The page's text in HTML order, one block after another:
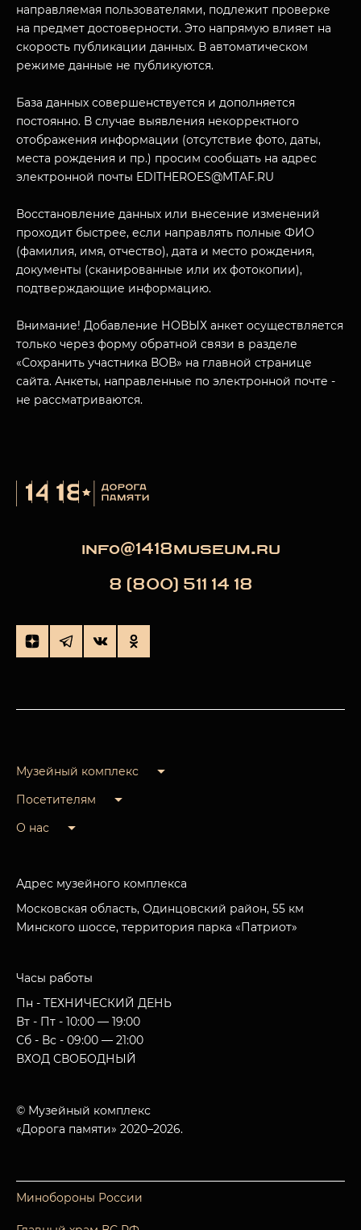
МУЗЕЙНЫЙ КОМПЛЕКС
ПОСЕТИТЕЛЯМ
направляемая пользователями, подлежит проверке
на предмет достоверности. Это напрямую влияет на
скорость публикации данных. В автоматическом
режиме данные не публикуются.
База данных совершенствуется и дополняется
постоянно. В случае выявления некорректного
отображения информации (отсутствие фото, даты,
места рождения и пр.) просим сообщать на адрес
электронной почты EDITHEROES@MTAF.RU
Восстановление данных или внесение изменений
проходит быстрее, если направлять полные ФИО
(фамилия, имя, отчество), дата и место рождения,
документы (сканированные или их фотокопии),
подтверждающие информацию.
Внимание! Добавление НОВЫХ анкет осуществляется
только через форму обратной связи в разделе
«Сохранить участника ВОВ» на главной странице
сайта. Анкеты, направленные по электронной почте -
не рассматриваются.
info@1418museum.ru
8 (800) 511 14 18
Музейный комплекс
Посетителям
О нас
Адрес музейного комплекса
Московская область, Одинцовский район, 55 км
Минского шоссе, территория парка «Патриот»
Часы работы
Пн - ТЕХНИЧЕСКИЙ ДЕНЬ
Вт - Пт - 10:00 — 19:00
Сб - Вс - 09:00 — 21:00
ВХОД СВОБОДНЫЙ
© Музейный комплекс
«Дорога памяти» 2020–2026.
Минобороны России